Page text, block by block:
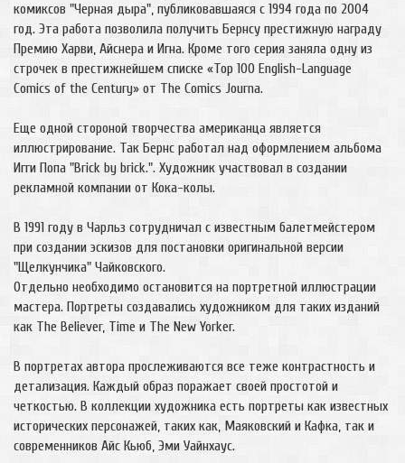
комиксов "Черная дыра", публиковавшаяся с 1994 года по 2004
год. Эта работа позволила получить Бернсу престижную награду
Премию Харви, Айснера и Игна. Кроме того серия заняла одну из
строчек в престижнейшем списке «Top 100 English-Language
Comics of the Century» от The Comics Journa.
Еще одной стороной творчества американца является
иллюстрирование. Так Бернс работал над оформлением альбома
Игги Попа "Brick by brick.". Художник участвовал в создании
рекламной компании от Кока-колы.
В 1991 году в Чарльз сотрудничал с известным балетмейстером
при создании эскизов для постановки оригинальной версии
"Щелкунчика" Чайковского.
Отдельно необходимо остановится на портретной иллюстрации
мастера. Портреты создавались художником для таких изданий
как The Believer, Time и The New Yorker.
В портретах автора прослеживаются все теже контрастность и
детализация. Каждый образ поражает своей простотой и
четкостью. В коллекции художника есть портреты как известных
исторических персонажей, таких как, Маяковский и Кафка, так и
современников Айс Кьюб, Эми Уайнхаус.